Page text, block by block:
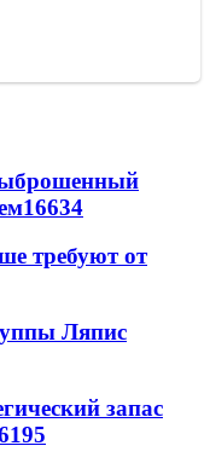
16634
требуют от
Ляпис
запас